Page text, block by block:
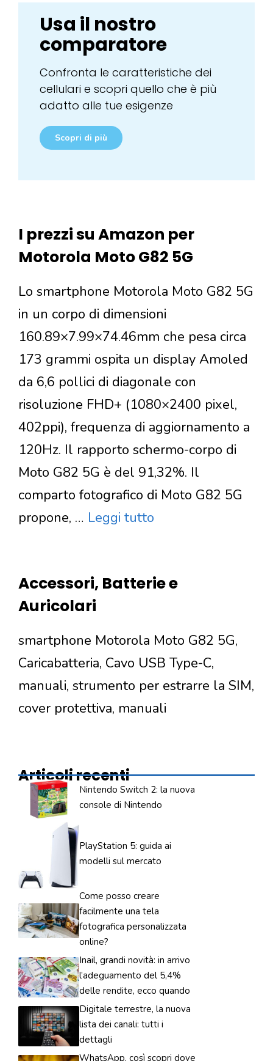
Usa il nostro
comparatore
Confronta le caratteristiche dei
cellulari e scopri quello che è più
adatto alle tue esigenze
Scopri di più
I prezzi su Amazon per
Motorola Moto G82 5G
Lo smartphone Motorola Moto G82 5G
in un corpo di dimensioni
160.89×7.99×74.46mm che pesa circa
173 grammi ospita un display Amoled
da 6,6 pollici di diagonale con
risoluzione FHD+ (1080×2400 pixel,
402ppi), frequenza di aggiornamento a
120Hz. Il rapporto schermo-corpo di
Moto G82 5G è del 91,32%. Il
comparto fotografico di Moto G82 5G
propone, … Leggi tutto
Accessori, Batterie e
Auricolari
smartphone Motorola Moto G82 5G,
Caricabatteria, Cavo USB Type-C,
manuali, strumento per estrarre la SIM,
cover protettiva, manuali
Articoli recenti
Nintendo Switch 2: la nuova
console di Nintendo
PlayStation 5: guida ai
modelli sul mercato
Come posso creare
facilmente una tela
fotografica personalizzata
online?
Inail, grandi novità: in arrivo
l’adeguamento del 5,4%
delle rendite, ecco quando
Digitale terrestre, la nuova
lista dei canali: tutti i
dettagli
WhatsApp, così scopri dove